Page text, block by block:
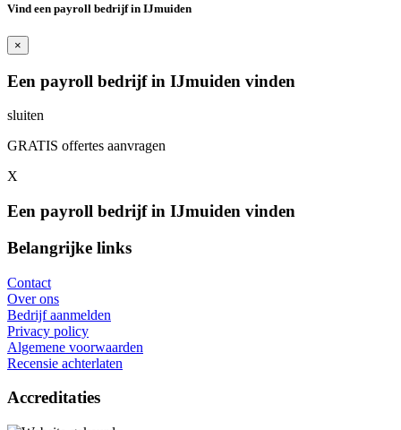
Vind een payroll bedrijf in IJmuiden
×
Een payroll bedrijf in IJmuiden vinden
sluiten
GRATIS offertes aanvragen
X
Een payroll bedrijf in IJmuiden vinden
Belangrijke links
Contact
Over ons
Bedrijf aanmelden
Privacy policy
Algemene voorwaarden
Recensie achterlaten
Accreditaties